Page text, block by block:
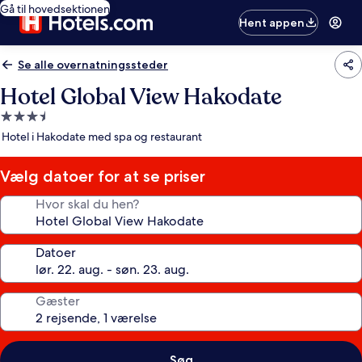
Gå til hovedsektionen
Hent appen
Se alle overnatningssteder
Hotel Global View Hakodate
3.5-
stjernet
Hotel i Hakodate med spa og restaurant
Vælg datoer for at se priser
Hvor skal du hen?
Datoer
Gæster